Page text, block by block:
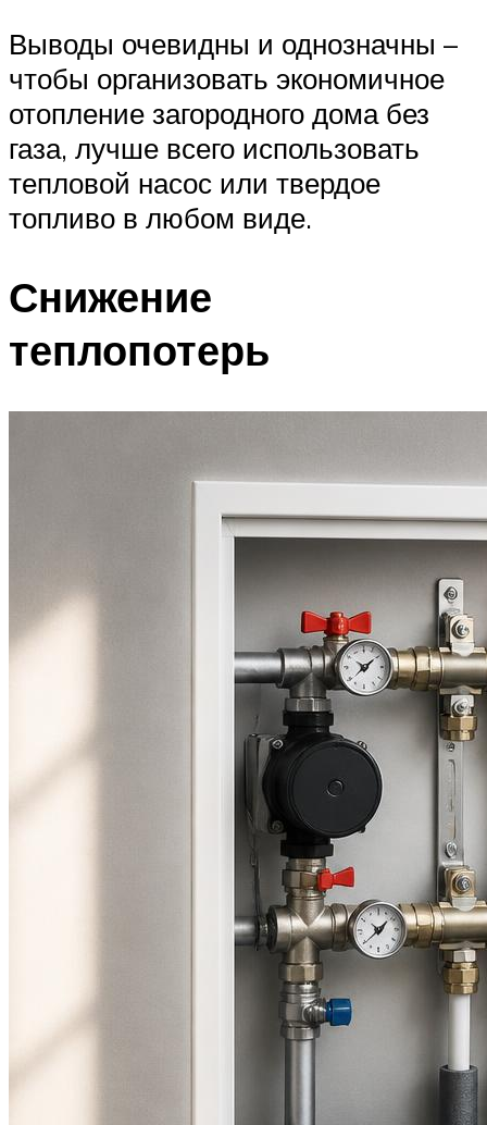
Выводы очевидны и однозначны –
чтобы организовать экономичное
отопление загородного дома без
газа, лучше всего использовать
тепловой насос или твердое
топливо в любом виде.
Снижение
теплопотерь